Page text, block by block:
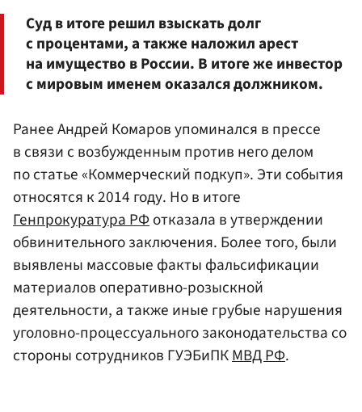
Суд в итоге решил взыскать долг
с процентами, а также наложил арест
на имущество в России. В итоге же инвестор
с мировым именем оказался должником.
Ранее Андрей Комаров упоминался в прессе
в связи с возбужденным против него делом
по статье «Коммерческий подкуп». Эти события
относятся к 2014 году. Но в итоге
Генпрокуратура РФотказала в утверждении
обвинительного заключения. Более того, были
выявлены массовые факты фальсификации
материалов оперативно-розыскной
деятельности, а также иные грубые нарушения
уголовно-процессуального законодательства со
стороны сотрудников ГУЭБиПКМВД РФ.